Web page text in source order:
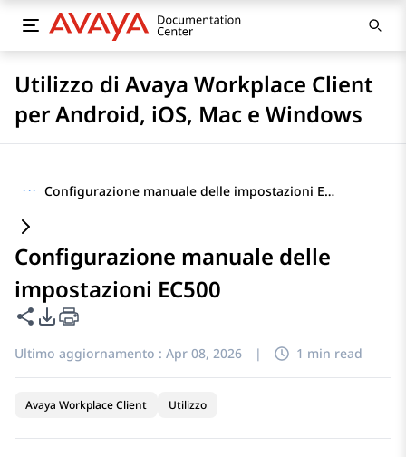
Utilizzo di Avaya Workplace Client
per Android, iOS, Mac e Windows
··· Configurazione manuale delle impostazioni EC500
Configurazione manuale delle
impostazioni EC500
Condividi questa pagina
Opzioni di esportazione PDF
Ultimo aggiornamento : Apr 08, 2026 | 1 min read
Avaya Workplace Client Utilizzo